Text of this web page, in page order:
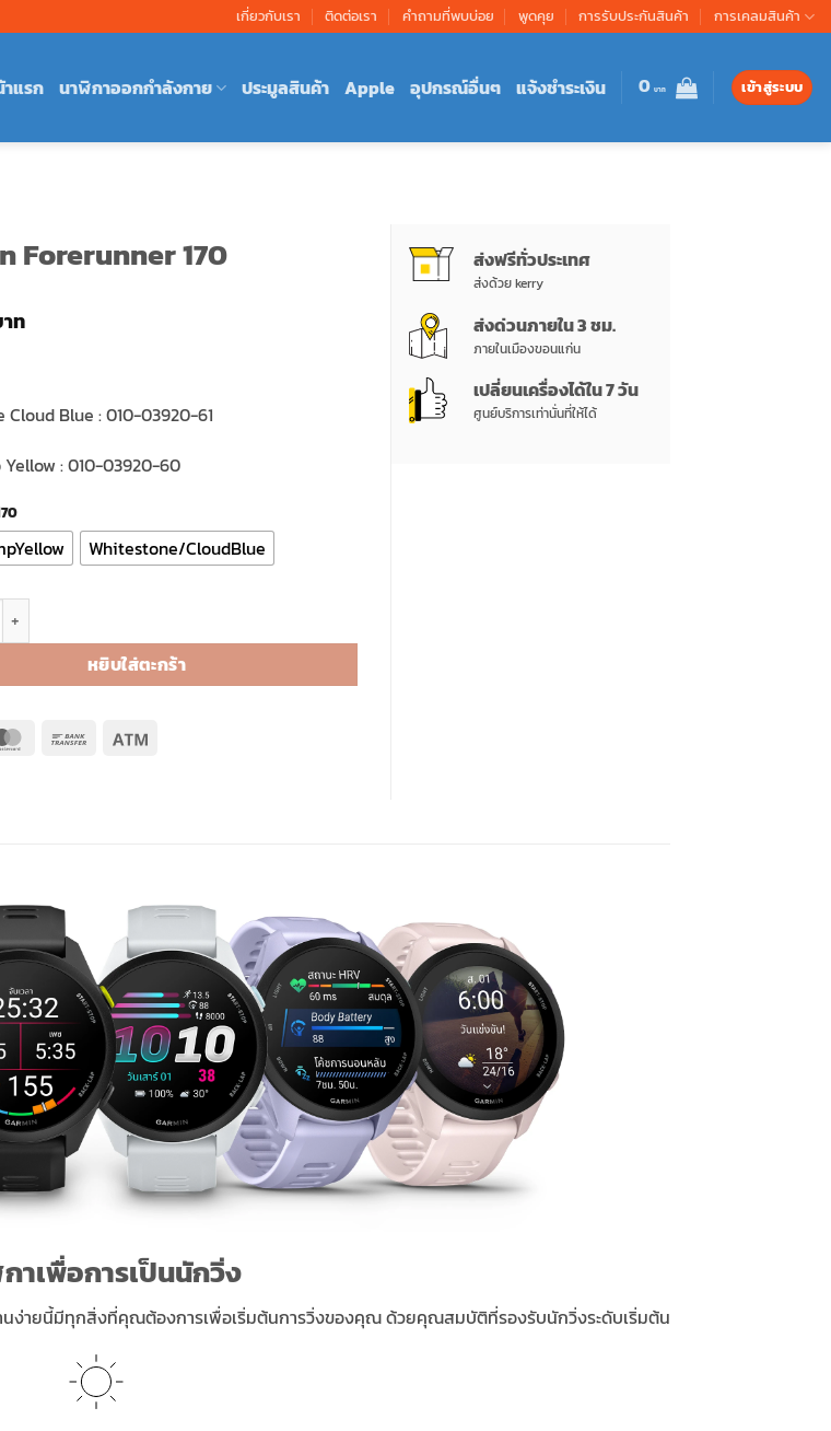
เกี่ยวกับเรา ติดต่อเรา คำถามที่พบบ่อย พูดคุย การรับประกันสินค้า การเคลมสินค้า
แรก นาฬิกาออกกำลังกาย ประมูลสินค้า Apple อุปกรณ์อื่นๆ แจ้งชำระเงิน 0 เข้าสู่ระบบ
Forerunner 170
Cloud Blue : 010-03920-61
: 010-03920-60
Whitestone/CloudBlue
Forerunner 170 ชิ้น
หยิบใส่ตะกร้า
MasterCard
Bank
ส่งฟรีทั่วประเทศ
ส่งด้วย kerry
ส่งด่วนภายใน 3 ชม.
ภายในเมืองขอนแก่น
เปลี่ยนเครื่องได้ใน 7 วัน
ศูนย์บริการเท่านั่นที่ให้ได้
าเพื่อการเป็นนักวิ่ง
นง่ายนี้มีทุกสิ่งที่คุณต้องการเพื่อเริ่มต้นการวิ่งของคุณ ด้วยคุณสมบัติที่รองรับนักวิ่งระดับเริ่มต้น